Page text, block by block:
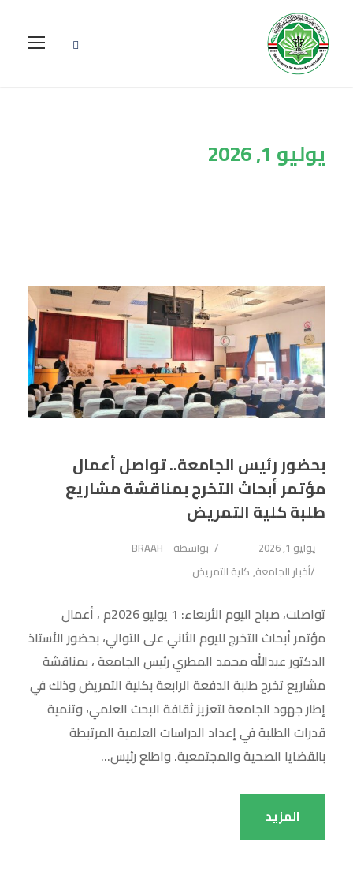
يوليو 1, 2026
بحضور رئيس الجامعة.. تواصل أعمال
مؤتمر أبحاث التخرج بمناقشة مشاريع
طلبة كلية التمريض
يوليو 1, 2026 بواسطة
BRAAH
أخبار الجامعة, كلية التمريض
تواصلت، صباح اليوم الأربعاء: 1 يوليو 2026م ، أعمال
مؤتمر أبحاث التخرج لليوم الثاني على التوالي، بحضور الأستاذ
الدكتور عبدالله محمد المطري رئيس الجامعة ، بمناقشة
مشاريع تخرج طلبة الدفعة الرابعة بكلية التمريض وذلك في
إطار جهود الجامعة لتعزيز ثقافة البحث العلمي، وتنمية
قدرات الطلبة في إعداد الدراسات العلمية المرتبطة
بالقضايا الصحية والمجتمعية. واطلع رئيس...
المزيد